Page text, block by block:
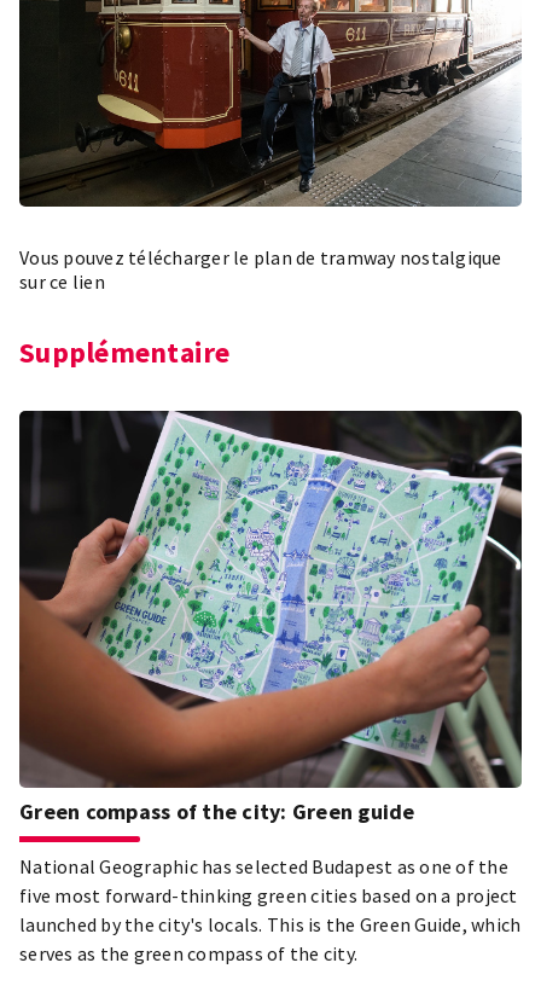
Vous pouvez télécharger le plan de tramway nostalgique
sur ce lien
Supplémentaire
Green compass of the city: Green guide
National Geographic has selected Budapest as one of the
five most forward-thinking green cities based on a project
launched by the city's locals. This is the Green Guide, which
serves as the green compass of the city.